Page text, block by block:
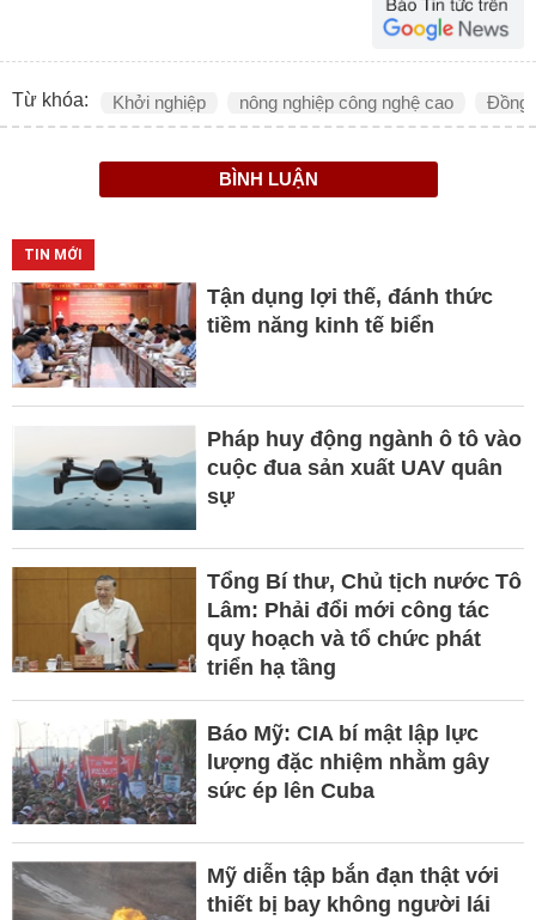
Từ khóa: Khởi nghiệp nông nghiệp công nghệ cao Đồng
BÌNH LUẬN
TIN MỚI
Tận dụng lợi thế, đánh thức
tiềm năng kinh tế biển
Pháp huy động ngành ô tô vào
cuộc đua sản xuất UAV quân
sự
Tổng Bí thư, Chủ tịch nước Tô
Lâm: Phải đổi mới công tác
quy hoạch và tổ chức phát
triển hạ tầng
Báo Mỹ: CIA bí mật lập lực
lượng đặc nhiệm nhằm gây
sức ép lên Cuba
Mỹ diễn tập bắn đạn thật với
thiết bị bay không người lái